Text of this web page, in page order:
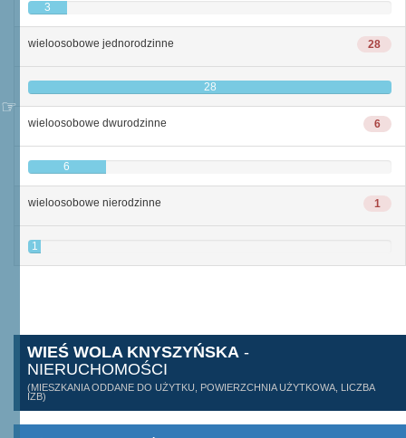
3
28
wieloosobowe jednorodzinne
28
6
wieloosobowe dwurodzinne
6
1
wieloosobowe nierodzinne
1
WIEŚ WOLA KNYSZYŃSKA -
NIERUCHOMOŚCI
(MIESZKANIA ODDANE DO UŻYTKU, POWIERZCHNIA UŻYTKOWA, LICZBA
IZB)